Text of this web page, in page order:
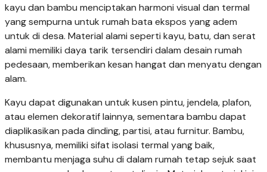
kayu dan bambu menciptakan harmoni visual dan termal
yang sempurna untuk rumah bata ekspos yang adem
untuk di desa. Material alami seperti kayu, batu, dan serat
alami memiliki daya tarik tersendiri dalam desain rumah
pedesaan, memberikan kesan hangat dan menyatu dengan
alam.
Kayu dapat digunakan untuk kusen pintu, jendela, plafon,
atau elemen dekoratif lainnya, sementara bambu dapat
diaplikasikan pada dinding, partisi, atau furnitur. Bambu,
khususnya, memiliki sifat isolasi termal yang baik,
membantu menjaga suhu di dalam rumah tetap sejuk saat